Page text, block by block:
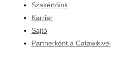
Szakértőink
Karrier
Sajtó
Partnerként a Catawikivel